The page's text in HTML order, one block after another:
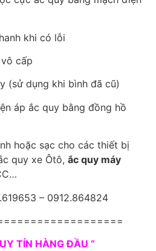
khi có lỗi
cấp
(sử dụng khi bình đã cũ)
áp ắc quy bằng đồng hồ
hoặc sạc cho các thiết bị
quy xe Ôtô, ắc quy máy
– 0912.864824
TÍN HÀNG ĐẦU “